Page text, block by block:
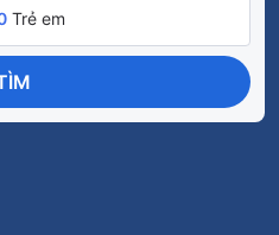
Trẻ em